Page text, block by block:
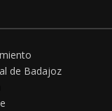
de Badajoz